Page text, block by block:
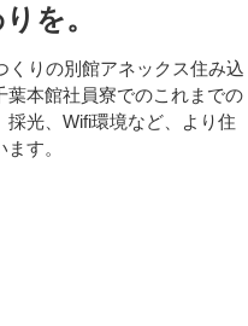
を。
くりの別館アネックス住み込
本館社員寮でのこれまでの
光、Wifi環境など、より住
す。